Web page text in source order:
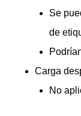
Se
de
Carga
No